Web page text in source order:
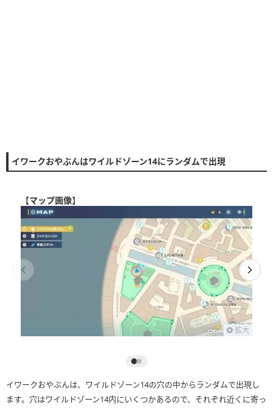
イワークおやぶんはワイルドゾーン14にランダムで出現
【マップ画像】
拡大
イワークおやぶんは、ワイルドゾーン14の穴の中からランダムで出現し
ます。穴はワイルドゾーン14内にいくつかあるので、それぞれ近くに寄っ